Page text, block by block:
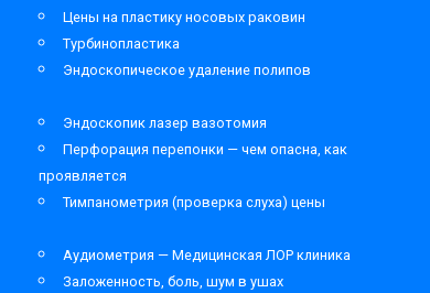
Цены на пластику носовых раковин
Турбинопластика
Эндоскопическое удаление полипов
Эндоскопик лазер вазотомия
Перфорация перепонки — чем опасна, как
проявляется
Тимпанометрия (проверка слуха) цены
Аудиометрия — Медицинская ЛОР клиника
Заложенность, боль, шум в ушах